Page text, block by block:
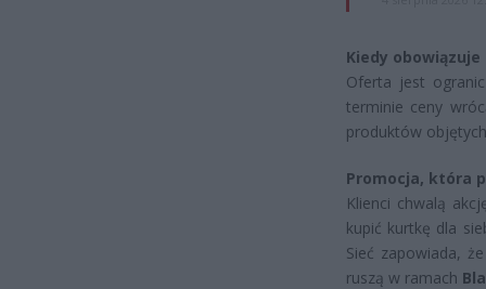
Kiedy
Oferta jest
terminie ceny
produktów
Promocja, która
Klienci chwalą
kupić kurtkę dla
Sieć zapowiada,
ruszą w ramach